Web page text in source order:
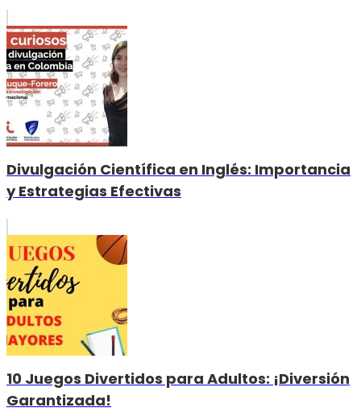
Divulgación Científica en Inglés: Importancia
y Estrategias Efectivas
10 Juegos Divertidos para Adultos: ¡Diversión
Garantizada!